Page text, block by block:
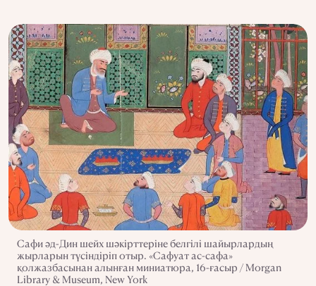
Сафи әд-Дин шейх шәкірттеріне белгілі шайырлардың
жырларын түсіндіріп отыр. «Сафуат ас-сафа»
қолжазбасынан алынған миниатюра, 16-ғасыр / Morgan
Library & Museum, New York